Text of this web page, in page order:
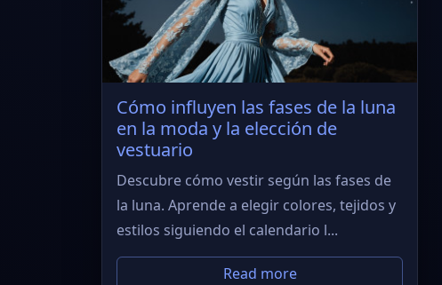
Cómo influyen las fases de la luna
en la moda y la elección de
vestuario
Descubre cómo vestir según las fases de
la luna. Aprende a elegir colores, tejidos y
estilos siguiendo el calendario l...
Read more